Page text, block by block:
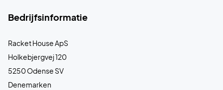
Bedrijfsinformatie
Racket House ApS
Holkebjergvej 120
5250 Odense SV
Denemarken